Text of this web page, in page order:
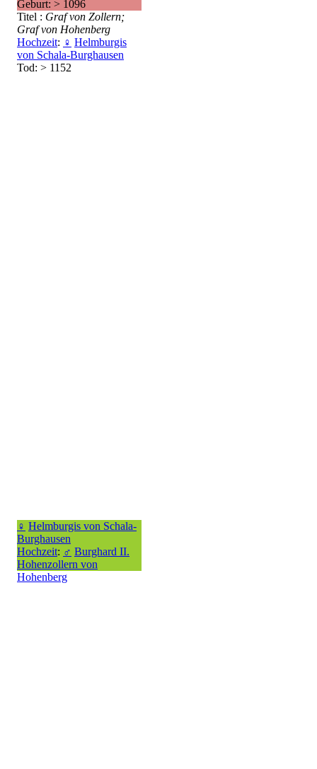
Geburt: > 1096
Titel : Graf von Zollern;
Graf von Hohenberg
Hochzeit: ♀ Helmburgis
von Schala-Burghausen
Tod: > 1152
♀ Helmburgis von Schala-
Burghausen
Hochzeit: ♂ Burghard II.
Hohenzollern von
Hohenberg